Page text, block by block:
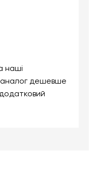
наші
дешевше